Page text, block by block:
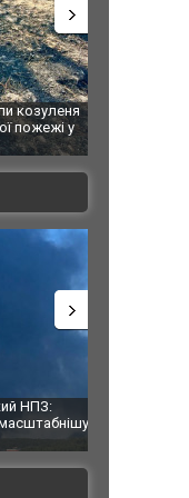
козуленя
пожежі у
НПЗ: